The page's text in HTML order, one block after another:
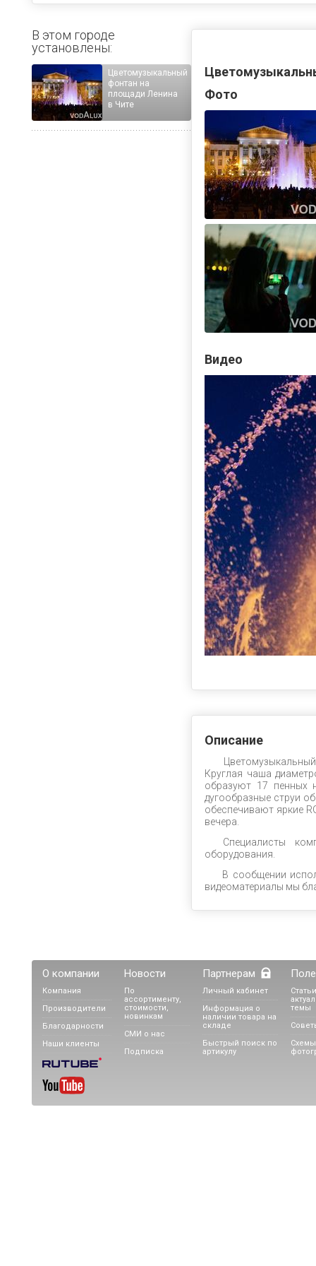
Фото
Видео
Описание
Круглая чаша
образуют 17 пенных
дугообразные струи
обеспечивают яркие
вечера.
Специалисты
оборудования.
В сообщении
видеоматериалы мы
В этом городе
установлены:
Цветомузыкальный
фонтан на
площади Ленина
в Чите
О компании
Компания
Производители
Благодарности
Наши клиенты
Новости
По
ассортименту,
стоимости,
новинкам
СМИ о нас
Подписка
Партнерам
Личный кабинет
Информация о
наличии товара на
складе
Быстрый поиск по
артикулу
темы